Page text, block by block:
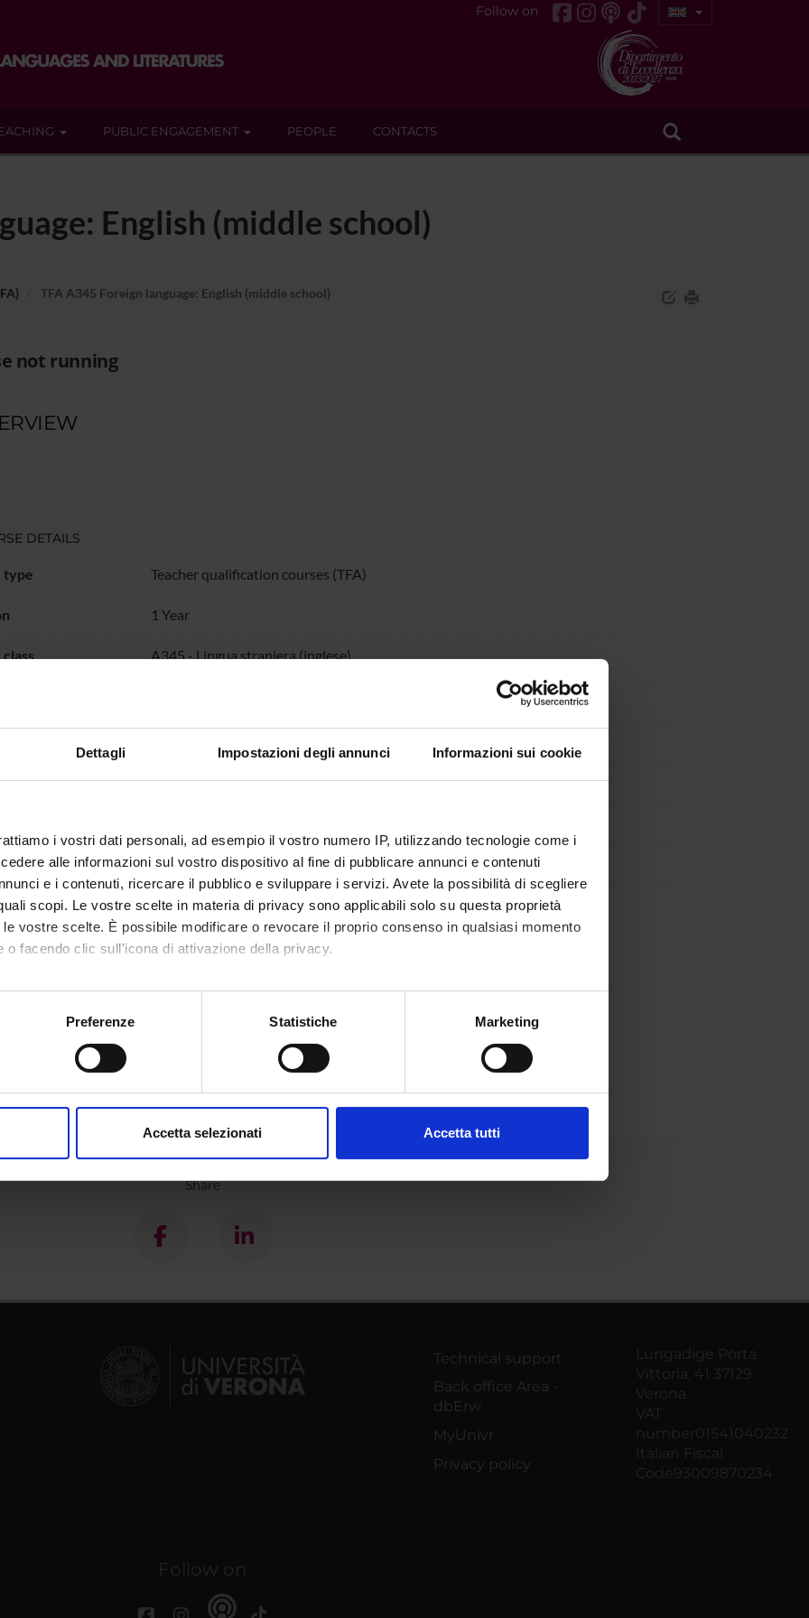
Dettagli Impostazioni degli annunci Informazioni sui cookie
i vostri dati personali, ad esempio il vostro numero IP, utilizzando tecnologie come i
alle informazioni sul vostro dispositivo al fine di pubblicare annunci e contenuti
e i contenuti, ricercare il pubblico e sviluppare i servizi. Avete la possibilità di scegliere
scopi. Le vostre scelte in materia di privacy sono applicabili solo su questa proprietà
vostre scelte. È possibile modificare o revocare il proprio consenso in qualsiasi momento
o facendo clic sull'icona di attivazione della privacy.
anche:
sulla tua posizione geografica, con un'approssimazione di qualche metro,
in qualsiasi momento dalla Dichiarazione sui cookie.
e social media, i quali potrebbero combinarle con altre informazioni che hai fornito loro o
Preferenze Statistiche Marketing
Accetta selezionati Accetta tutti
Follow on
PUBLIC ENGAGEMENT PEOPLE CONTACTS
English (middle school)
TFA A345 Foreign language: English (middle school)
not running
DETAILS
type Teacher qualification courses (TFA)
1 Year
A345 - Lingua straniera (inglese)
Consiglio di Corso dei Tirocini Formativi Attivi di Lingua straniera
VERONA
Humanities
area Foreign Languages and Literatures
Share
Technical support
Back office Area -
dbErw
MyUnivr
Privacy policy
Lungadige Porta
Vittoria, 41 37129
Verona
VAT
number01541040232
Italian Fiscal
Code93009870234
Follow on